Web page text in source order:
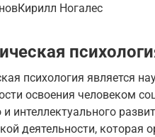
Ногалес
психология является
освоения человеком
и интеллектуального
деятельности, которая